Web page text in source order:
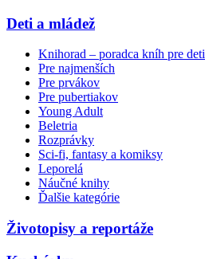
Deti a mládež
Knihorad – poradca kníh pre deti
Pre najmenších
Pre prvákov
Pre pubertiakov
Young Adult
Beletria
Rozprávky
Sci-fi, fantasy a komiksy
Leporelá
Náučné knihy
Ďalšie kategórie
Životopisy a reportáže